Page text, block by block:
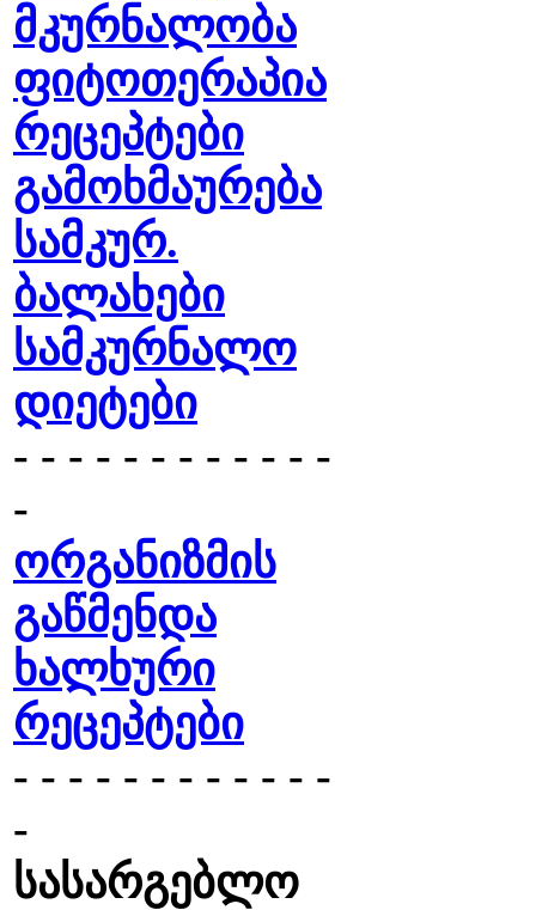
მკურნალობა
ფიტოთერაპია
რეცეპტები
გამოხმაურება
სამკურ.
ბალახები
სამკურნალო
დიეტები
- - - - - - - - - - - -
-
ორგანიზმის
გაწმენდა
ხალხური
რეცეპტები
- - - - - - - - - - - -
-
სასარგებლო